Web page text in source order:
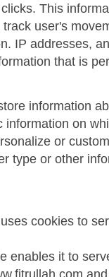
This
user's
IP addresses,
that is
information
on
or
type or other
cookies to
enables it to